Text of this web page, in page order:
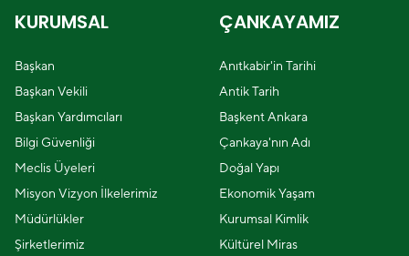
KURUMSAL
Başkan
Başkan Vekili
Başkan Yardımcıları
Bilgi Güvenliği
Meclis Üyeleri
Misyon Vizyon İlkelerimiz
Müdürlükler
Şirketlerimiz
ÇANKAYAMIZ
Anıtkabir'in Tarihi
Antik Tarih
Başkent Ankara
Çankaya'nın Adı
Doğal Yapı
Ekonomik Yaşam
Kurumsal Kimlik
Kültürel Miras